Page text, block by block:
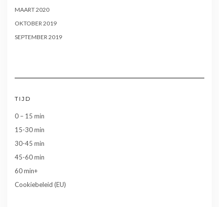
MAART 2020
OKTOBER 2019
SEPTEMBER 2019
TIJD
0 – 15 min
15-30 min
30-45 min
45-60 min
60 min+
Cookiebeleid (EU)